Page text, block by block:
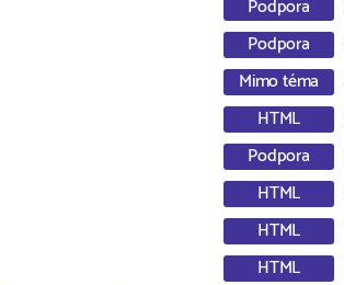
Podpora
Podpora
Mimo téma
HTML
Podpora
HTML
HTML
HTML